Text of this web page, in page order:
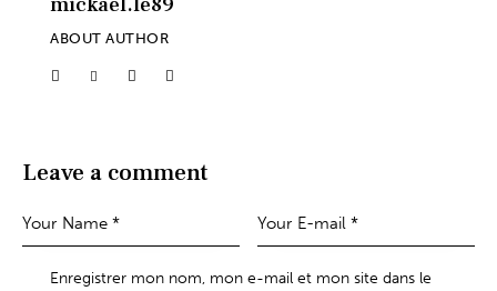
ABOUT AUTHOR
Leave a comment
Enregistrer mon nom, mon e-mail et mon site dans le